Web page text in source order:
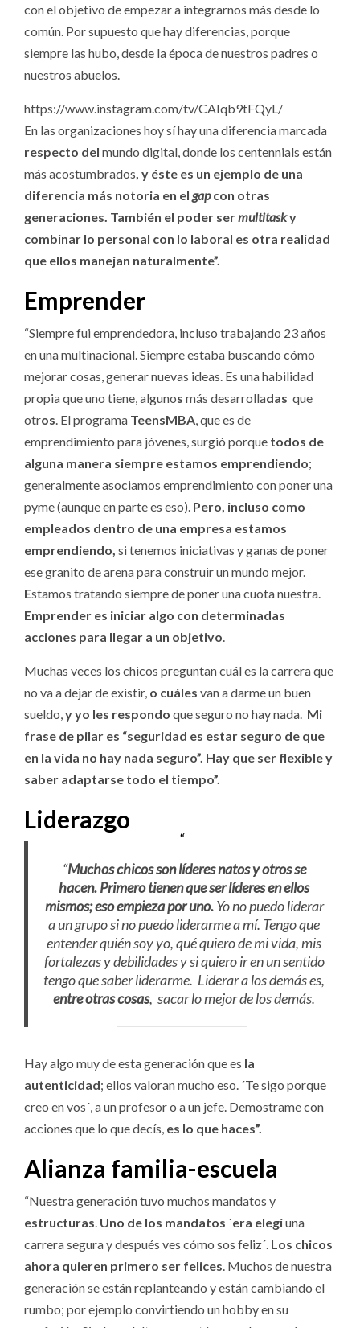
con el objetivo de empezar a integrarnos más desde lo
común. Por supuesto que hay diferencias, porque
siempre las hubo, desde la época de nuestros padres o
nuestros abuelos.
https://www.instagram.com/tv/CAIqb9tFQyL/
En las organizaciones hoy sí hay una diferencia marcada
respecto del mundo digital, donde los centennials están
más acostumbrados, y éste es un ejemplo de una
diferencia más notoria en el gap con otras
generaciones. También el poder sermultitasky
combinar lo personal con lo laboral es otra realidad
que ellos manejan naturalmente”.
Emprender
“Siempre fui emprendedora, incluso trabajando 23 años
en una multinacional. Siempre estaba buscando cómo
mejorar cosas, generar nuevas ideas. Es una habilidad
propia que uno tiene, algunos más desarrolladas que
otros. El programa TeensMBA, que es de
emprendimiento para jóvenes, surgió porque todos de
alguna manera siempre estamos emprendiendo;
generalmente asociamos emprendimiento con poner una
pyme (aunque en parte es eso). Pero, incluso como
empleados dentro de una empresa estamos
emprendiendo, si tenemos iniciativas y ganas de poner
ese granito de arena para construir un mundo mejor.
Estamos tratando siempre de poner una cuota nuestra.
Emprender es iniciar algo con determinadas
acciones para llegar a un objetivo.
Muchas veces los chicos preguntan cuál es la carrera que
no va a dejar de existir, o cuáles van a darme un buen
sueldo,y yo les respondo que seguro no hay nada. Mi
frase de pilar es “seguridad es estar seguro de que
en la vida no hay nada seguro”. Hay que ser flexible y
saber adaptarse todo el tiempo”.
Liderazgo
“Muchos chicos son líderes natos y otros se
hacen.Primero tienen que ser líderes en ellos
mismos; eso empieza por uno.Yo no puedo liderar
a un grupo si no puedo liderarme a mí. Tengo que
entender quién soy yo, qué quiero de mi vida, mis
fortalezas y debilidades y si quiero ir en un sentido
tengo que saber liderarme. Liderar a los demás es,
entre otras cosas, sacar lo mejor de los demás.
Hay algo muy de esta generación que es la
autenticidad; ellos valoran mucho eso. ´Te sigo porque
creo en vos´, a un profesor o a un jefe. Demostrame con
acciones que lo que decís, es lo que haces”.
Alianza familia-escuela
“Nuestra generación tuvo muchos mandatos y
estructuras. Uno de los mandatos ´era elegíuna
carrera segura y después ves cómo sos feliz´. Los chicos
ahora quieren primero ser felices. Muchos de nuestra
generación se están replanteando y están cambiando el
rumbo; por ejemplo convirtiendo un hobby en su